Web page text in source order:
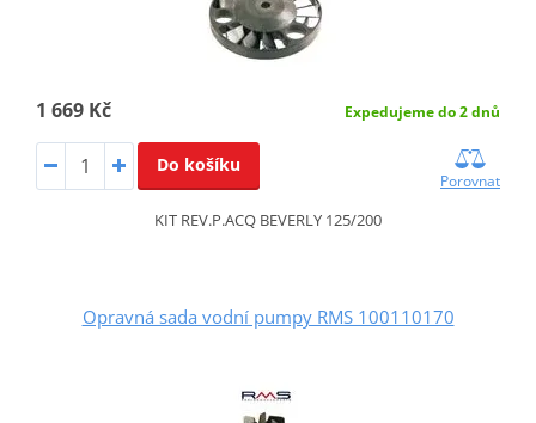
1 669 Kč Expedujeme do 2 dnů
Do košíku
Porovnat
KIT REV.P.ACQ BEVERLY 125/200
Opravná sada vodní pumpy RMS 100110170